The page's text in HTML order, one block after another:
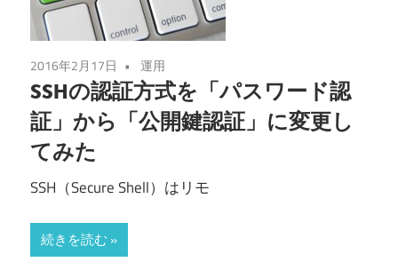
2016年2月17日 運用
SSHの認証方式を「パスワード認
証」から「公開鍵認証」に変更し
てみた
SSH（Secure Shell）はリモ
続きを読む